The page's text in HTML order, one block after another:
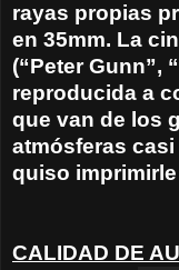
rayas propias
en 35mm. La
(“Peter Gunn”,
reproducida a
que van de los
atmósferas
quiso
CALIDAD DE